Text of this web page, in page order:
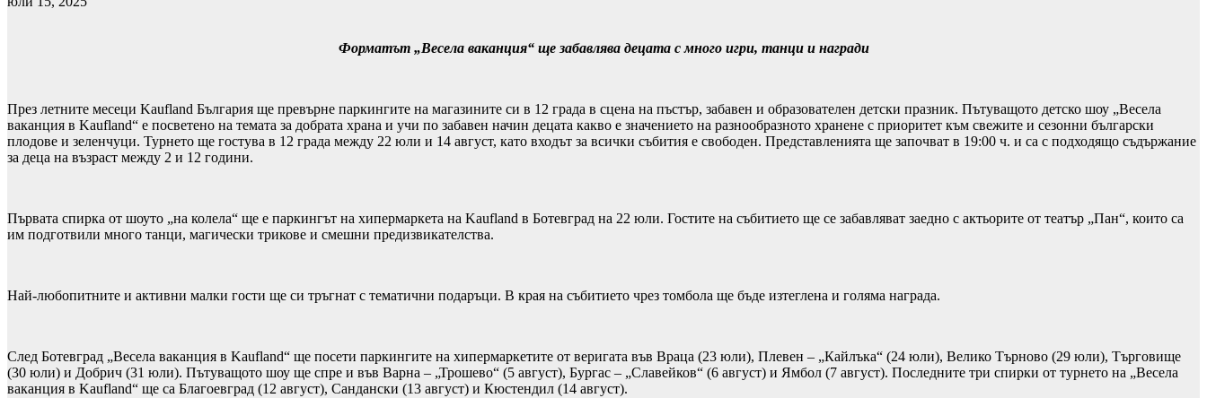
Форматът „Весела ваканция“ ще забавлява децата с много игри, танци и награди
През летните месеци Kaufland България ще превърне паркингите на магазините си в 12 града в сцена на пъстър, забавен и образователен детски празник. Пътуващото детско шоу „Весела
ваканция в Kaufland“ е посветено на темата за добрата храна и учи по забавен начин децата какво е значението на разнообразното хранене с приоритет към свежите и сезонни български
плодове и зеленчуци. Турнето ще гостува в 12 града между 22 юли и 14 август, като входът за всички събития е свободен. Представленията ще започват в 19:00 ч. и са с подходящо съдържание
за деца на възраст между 2 и 12 години.
Първата спирка от шоуто „на колела“ ще е паркингът на хипермаркета на Kaufland в Ботевград на 22 юли. Гостите на събитието ще се забавляват заедно с актьорите от театър „Пан“, които са
им подготвили много танци, магически трикове и смешни предизвикателства.
Най-любопитните и активни малки гости ще си тръгнат с тематични подаръци. В края на събитието чрез томбола ще бъде изтеглена и голяма награда.
След Ботевград „Весела ваканция в Kaufland“ ще посети паркингите на хипермаркетите от веригата във Враца (23 юли), Плевен – „Кайлъка“ (24 юли), Велико Търново (29 юли), Търговище
(30 юли) и Добрич (31 юли). Пътуващото шоу ще спре и във Варна – „Трошево“ (5 август), Бургас – „Славейков“ (6 август) и Ямбол (7 август). Последните три спирки от турнето на „Весела
ваканция в Kaufland“ ще са Благоевград (12 август), Сандански (13 август) и Кюстендил (14 август).